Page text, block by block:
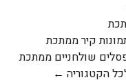
קיר ממתכת
שולחניים ממתכת
הקטגוריה ←